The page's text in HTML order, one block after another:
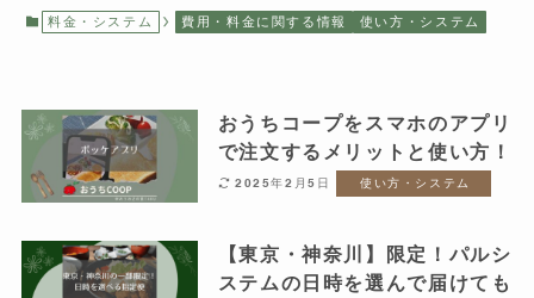
料金・システム 費用・料金に関する情報 使い方・システム
おうちコープをスマホのアプリ
で注文するメリットと使い方！
2025年2月5日 使い方・システム
【東京・神奈川】限定！パルシ
ステムの日時を選んで届けても